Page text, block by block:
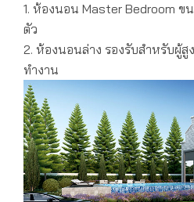
1. ห้องนอน Master Bedroom
ตัว
2. ห้องนอนล่าง รองรับสำหรับผู้สู
ทำงาน